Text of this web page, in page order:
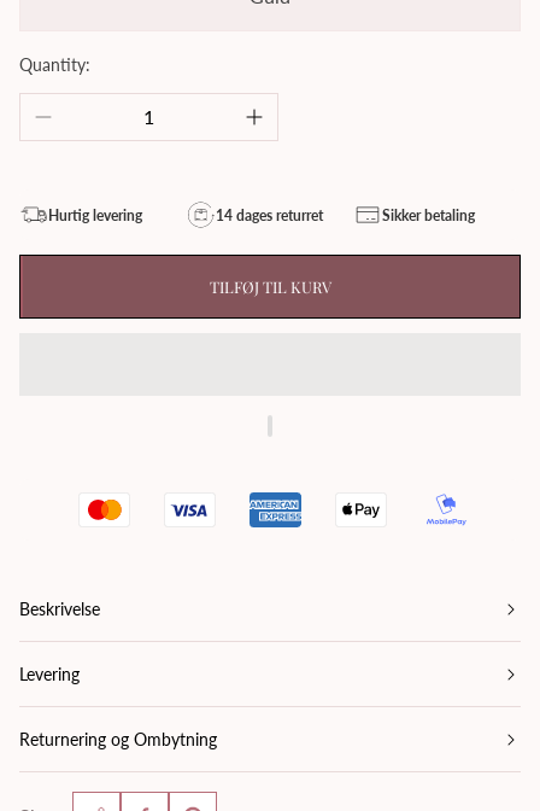
Quantity:
Hurtig levering 14 dages returret Sikker betaling
TILFØJ TIL KURV
Beskrivelse
Levering
Returnering og Ombytning